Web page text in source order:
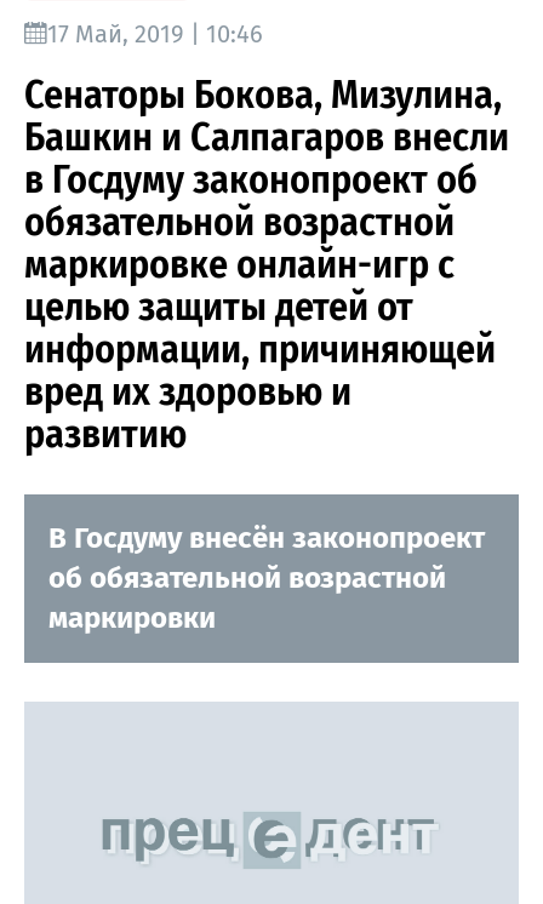
17 Май, 2019 | 10:46
Сенаторы Бокова, Мизулина,
Башкин и Салпагаров внесли
в Госдуму законопроект об
обязательной возрастной
маркировке онлайн-игр с
целью защиты детей от
информации, причиняющей
вред их здоровью и
развитию
В Госдуму внесён законопроект
об обязательной возрастной
маркировки